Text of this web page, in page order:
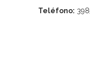
Teléfono: